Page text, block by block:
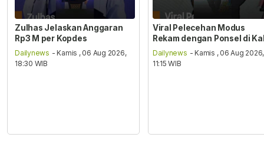
Zulhas Jelaskan Anggaran
Rp3 M per Kopdes
Dailynews - Kamis , 06 Aug 2026,
18:30 WIB
Viral Pelecehan Modus
Rekam dengan Ponsel di
Dailynews - Kamis , 06 Aug 2026,
11:15 WIB